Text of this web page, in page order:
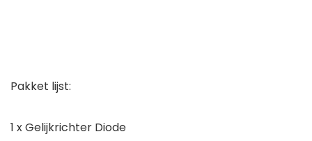
Pakket lijst:
1 x Gelijkrichter Diode